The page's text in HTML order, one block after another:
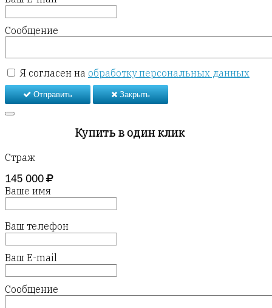
Сообщение
Я согласен на обработку персональных данных
Отправить Закрыть
Купить в один клик
Страж
145 000
Ваше имя
Ваш телефон
Ваш E-mail
Сообщение